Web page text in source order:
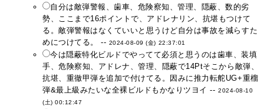
自分は敵弾警報、歯車、危険察知、管理、隠蔽、数的劣
勢、ここまで16ポイントで、アドレナリン、抗堪もつけて
る。敵弾警報はなくていいと思うけど自分は事故を減らすた
めにつけてる。 -- 2024-08-09 (金) 22:37:01
今は隠蔽特化ビルドでやってて必須と思うのは歯車、装填
手、危険察知、アドレナ、管理、隠蔽で14Ptそこから敵弾、
抗堪、重徹甲弾を追加で付けてる。因みに推力転舵UG+重榴
弾&最上級みたいな全裸ビルドもかなりツヨイ -- 2024-08-10
(土) 00:12:47